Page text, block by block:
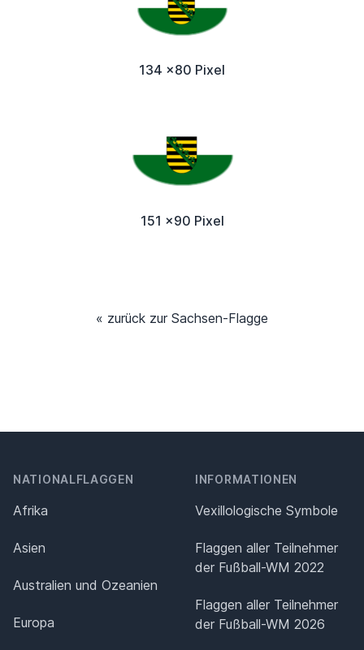
134 x80 Pixel
151 x90 Pixel
« zurück zur Sachsen-Flagge
NATIONALFLAGGEN
Afrika
Asien
Australien und Ozeanien
Europa
INFORMATIONEN
Vexillologische Symbole
Flaggen aller Teilnehmer
der Fußball-WM 2022
Flaggen aller Teilnehmer
der Fußball-WM 2026